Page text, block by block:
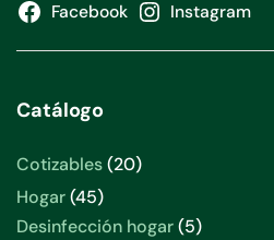
Facebook Instagram
Catálogo
Cotizables 2020
Hogar 4545
productos
Desinfección hogar 55